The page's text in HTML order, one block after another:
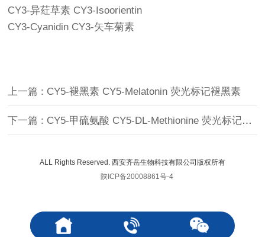
CY3-异荭草素 CY3-Isoorientin
CY3-Cyanidin CY3-矢车菊素
上一篇 : CY5-褪黑素 CY5-Melatonin 荧光标记褪黑素
下一篇 : CY5-甲硫氨酸 CY5-DL-Methionine 荧光标记甲硫氨酸
ALL Rights Reserved. 西安齐岳生物科技有限公司版权所有
陕ICP备20008861号-4